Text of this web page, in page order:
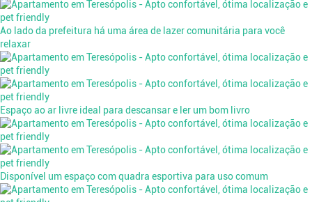
Ao lado da prefeitura há uma área de lazer comunitária para você
relaxar
Espaço ao ar livre ideal para descansar e ler um bom livro
Disponível um espaço com quadra esportiva para uso comum